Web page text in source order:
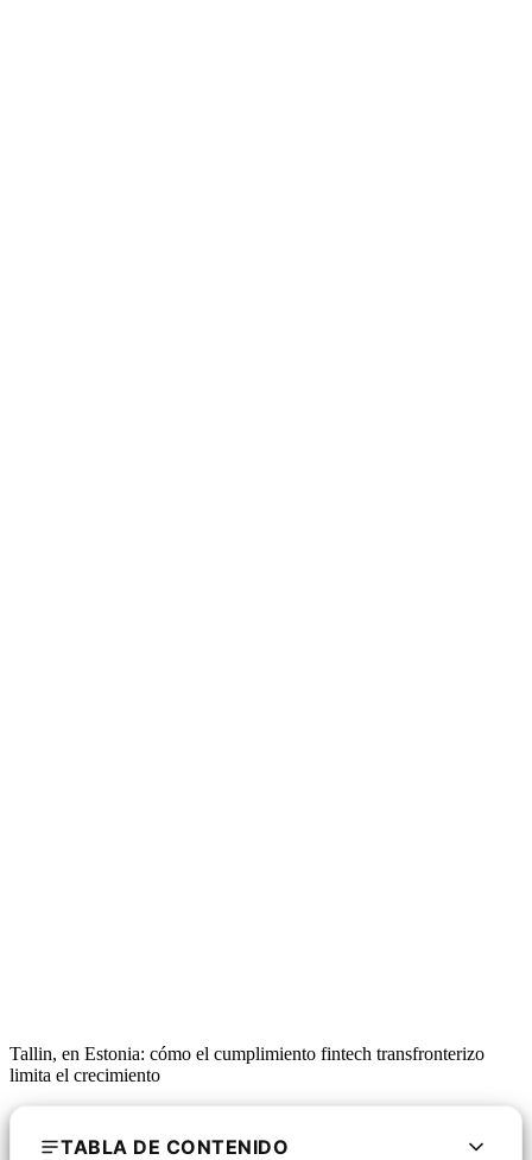
Tallin, en Estonia: cómo el cumplimiento fintech transfronterizo
limita el crecimiento
TABLA DE CONTENIDO